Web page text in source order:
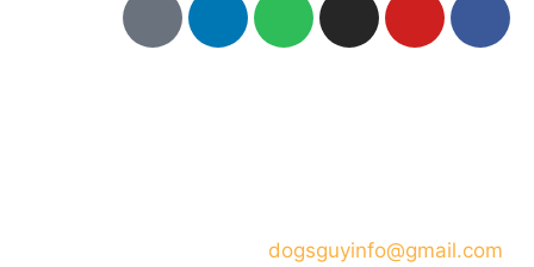
dogsguyinfo@gmail.com